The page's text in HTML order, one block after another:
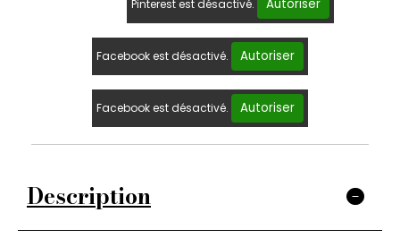
Pinterest est désactivé. Autoriser
Facebook est désactivé. Autoriser
Facebook est désactivé. Autoriser
Description